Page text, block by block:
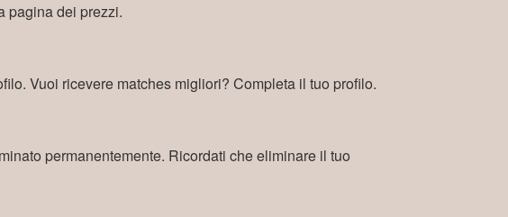
pagina dei prezzi.
Vuoi ricevere matches migliori? Completa il tuo profilo.
permanentemente. Ricordati che eliminare il tuo